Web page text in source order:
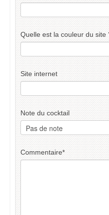
Quelle est la couleur du site
Site internet
Note du cocktail
Commentaire*